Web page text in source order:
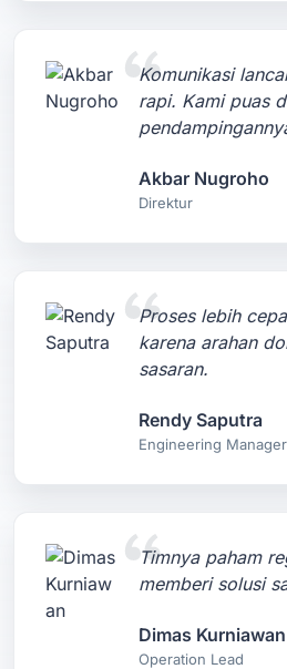
Komunikasi
rapi. Kami puas
Akbar Nugroho
Direktur
Proses lebih
karena arahan
sasaran.
Rendy Saputra
Engineering Manager
Timnya paham
memberi solusi
Dimas Kurniawan
Operation Lead